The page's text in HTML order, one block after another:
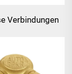
Verbindungen